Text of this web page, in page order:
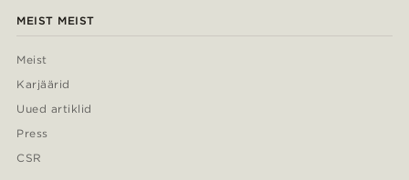
MEIST MEIST
Meist
Karjäärid
Uued artiklid
Press
CSR